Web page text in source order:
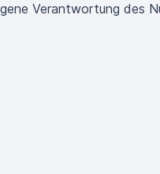
Verantwortung des